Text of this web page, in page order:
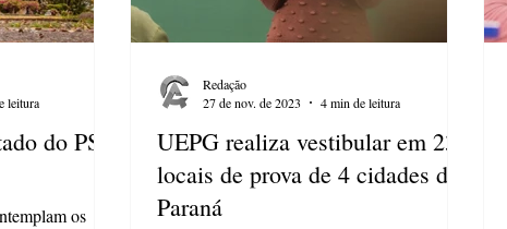
do PSS
os
leitura
UEPG realiza vestibular em 23
locais de prova de 4 cidades do
Paraná
Redação
27 de nov. de 2023
4 min de leitura